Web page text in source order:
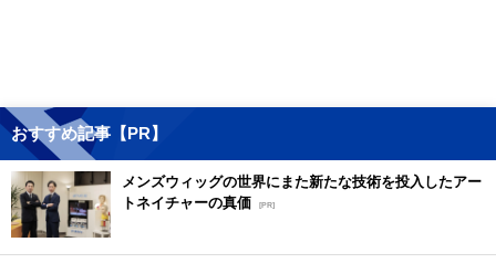
おすすめ記事【PR】
メンズウィッグの世界にまた新たな技術を投入したアー
トネイチャーの真価 [PR]